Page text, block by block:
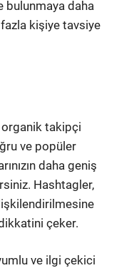
daha
fazla kişiye tavsiye
organik takipçi
ve popüler
daha geniş
Hashtagler,
çeker.
ve ilgi çekici